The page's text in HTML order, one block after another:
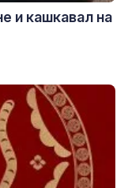
и кашкавал на